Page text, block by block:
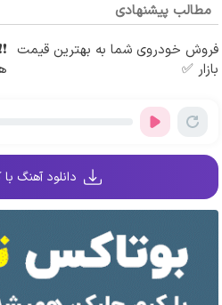
مطالب پیشنهادی
فروش خودروی شما به بهترین قیمت
بازار ✅
دانلود آهنگ